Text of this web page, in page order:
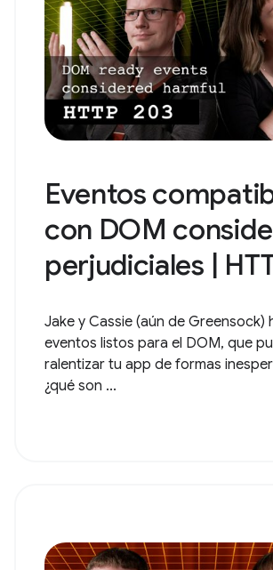
Eventos
con DOM
perjudiciales |
Jake y Cassie (aún de Greensock)
eventos listos para el DOM, que
ralentizar tu app de formas
¿qué son ...